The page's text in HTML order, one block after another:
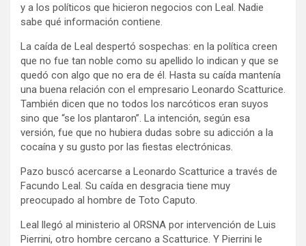
y a los políticos que hicieron negocios con Leal. Nadie
sabe qué información contiene.
La caída de Leal despertó sospechas: en la política creen
que no fue tan noble como su apellido lo indican y que se
quedó con algo que no era de él. Hasta su caída mantenía
una buena relación con el empresario Leonardo Scatturice.
También dicen que no todos los narcóticos eran suyos
sino que “se los plantaron”. La intención, según esa
versión, fue que no hubiera dudas sobre su adicción a la
cocaína y su gusto por las fiestas electrónicas.
Pazo buscó acercarse a Leonardo Scatturice a través de
Facundo Leal. Su caída en desgracia tiene muy
preocupado al hombre de Toto Caputo.
Leal llegó al ministerio al ORSNA por intervención de Luis
Pierrini, otro hombre cercano a Scatturice. Y Pierrini le